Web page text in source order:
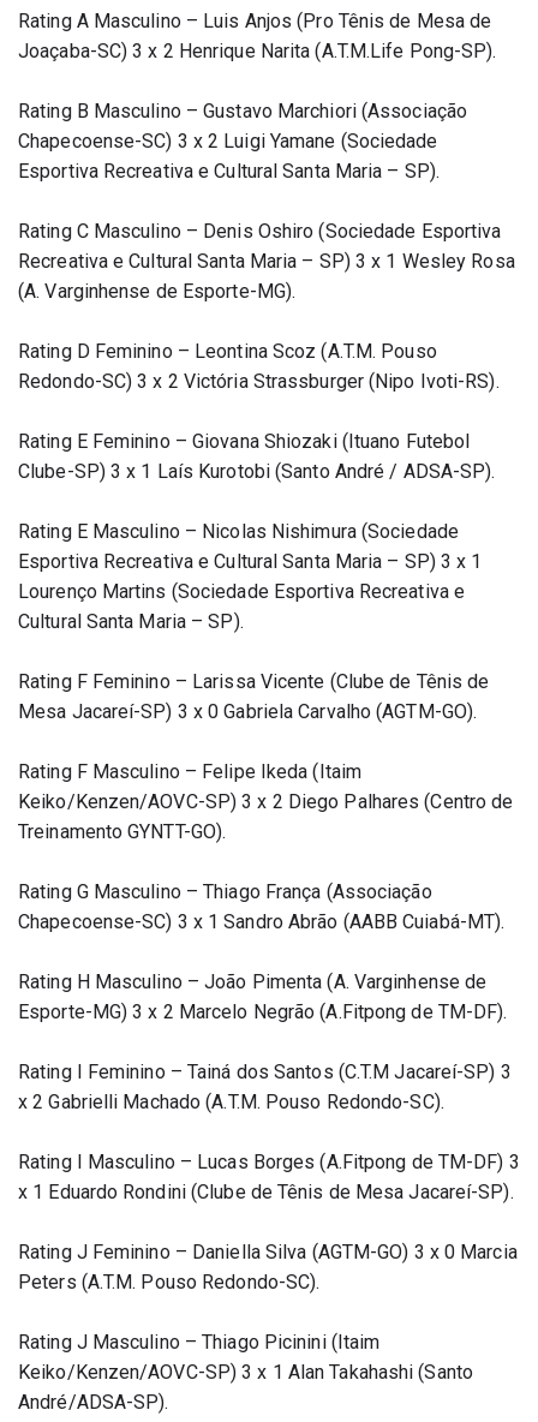
Rating A Masculino – Luis Anjos (Pro Tênis de Mesa de
Joaçaba-SC) 3 x 2 Henrique Narita (A.T.M.Life Pong-SP).
Rating B Masculino – Gustavo Marchiori (Associação
Chapecoense-SC) 3 x 2 Luigi Yamane (Sociedade
Esportiva Recreativa e Cultural Santa Maria – SP).
Rating C Masculino – Denis Oshiro (Sociedade Esportiva
Recreativa e Cultural Santa Maria – SP) 3 x 1 Wesley Rosa
(A. Varginhense de Esporte-MG).
Rating D Feminino – Leontina Scoz (A.T.M. Pouso
Redondo-SC) 3 x 2 Victória Strassburger (Nipo Ivoti-RS).
Rating E Feminino – Giovana Shiozaki (Ituano Futebol
Clube-SP) 3 x 1 Laís Kurotobi (Santo André / ADSA-SP).
Rating E Masculino – Nicolas Nishimura (Sociedade
Esportiva Recreativa e Cultural Santa Maria – SP) 3 x 1
Lourenço Martins (Sociedade Esportiva Recreativa e
Cultural Santa Maria – SP).
Rating F Feminino – Larissa Vicente (Clube de Tênis de
Mesa Jacareí-SP) 3 x 0 Gabriela Carvalho (AGTM-GO).
Rating F Masculino – Felipe Ikeda (Itaim
Keiko/Kenzen/AOVC-SP) 3 x 2 Diego Palhares (Centro de
Treinamento GYNTT-GO).
Rating G Masculino – Thiago França (Associação
Chapecoense-SC) 3 x 1 Sandro Abrão (AABB Cuiabá-MT).
Rating H Masculino – João Pimenta (A. Varginhense de
Esporte-MG) 3 x 2 Marcelo Negrão (A.Fitpong de TM-DF).
Rating I Feminino – Tainá dos Santos (C.T.M Jacareí-SP) 3
x 2 Gabrielli Machado (A.T.M. Pouso Redondo-SC).
Rating I Masculino – Lucas Borges (A.Fitpong de TM-DF) 3
x 1 Eduardo Rondini (Clube de Tênis de Mesa Jacareí-SP).
Rating J Feminino – Daniella Silva (AGTM-GO) 3 x 0 Marcia
Peters (A.T.M. Pouso Redondo-SC).
Rating J Masculino – Thiago Picinini (Itaim
Keiko/Kenzen/AOVC-SP) 3 x 1 Alan Takahashi (Santo
André/ADSA-SP).